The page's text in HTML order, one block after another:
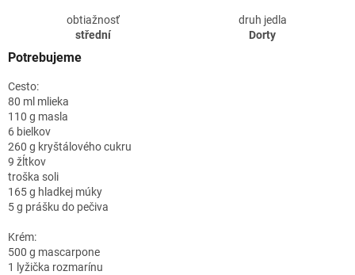
obtiažnosť
střední
druh jedla
Dorty
Potrebujeme
Cesto:
80 ml mlieka
110 g masla
6 bielkov
260 g kryštálového cukru
9 žĺtkov
troška soli
165 g hladkej múky
5 g prášku do pečiva
Krém:
500 g mascarpone
1 lyžička rozmarínu